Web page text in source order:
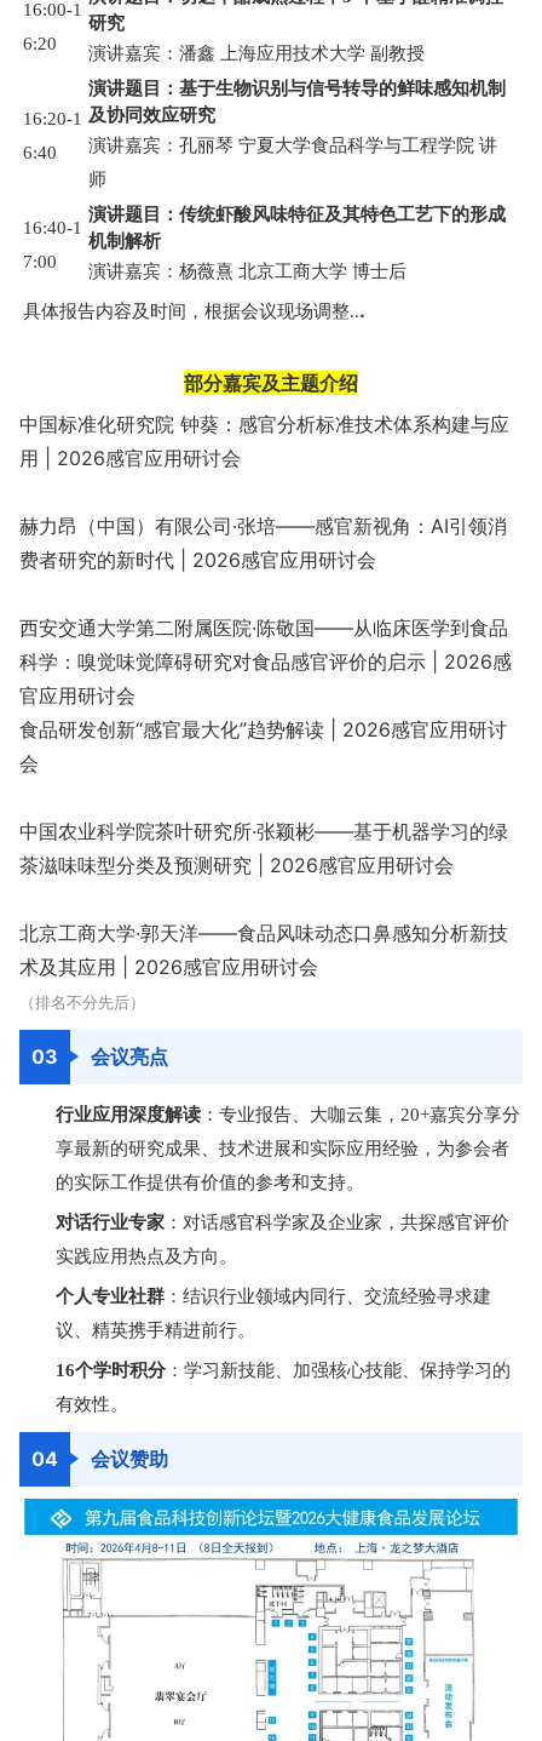
16:00-1
6:20
研究
演讲嘉宾：潘鑫 上海应用技术大学 副教授
16:20-1
6:40
演讲题目：基于生物识别与信号转导的鲜味感知机制
及协同效应研究
演讲嘉宾：孔丽琴 宁夏大学食品科学与工程学院 讲
师
16:40-1
7:00
演讲题目：传统虾酸风味特征及其特色工艺下的形成
机制解析
演讲嘉宾：杨薇熹 北京工商大学 博士后
具体报告内容及时间，根据会议现场调整...
部分嘉宾及主题介绍
中国标准化研究院 钟葵：感官分析标准技术体系构建与应
用 | 2026感官应用研讨会
赫力昂（中国）有限公司·张培——感官新视角：AI引领消
费者研究的新时代 | 2026感官应用研讨会
西安交通大学第二附属医院·陈敬国——从临床医学到食品
科学：嗅觉味觉障碍研究对食品感官评价的启示 | 2026感
官应用研讨会
食品研发创新“感官最大化”趋势解读 | 2026感官应用研讨
会
中国农业科学院茶叶研究所·张颖彬——基于机器学习的绿
茶滋味味型分类及预测研究 | 2026感官应用研讨会
北京工商大学·郭天洋——食品风味动态口鼻感知分析新技
术及其应用 | 2026感官应用研讨会
（排名不分先后）
03 会议亮点
行业应用深度解读 ：专业报告、大咖云集，20+嘉宾分享分
享最新的研究成果、技术进展和实际应用经验，为参会者
的实际工作提供有价值的参考和支持。
对话行业专家 ：对话感官科学家及企业家，共探感官评价
实践应用热点及方向。
个人专业社群 ：结识行业领域内同行、交流经验寻求建
议、精英携手精进前行。
16个学时积分：学习新技能、加强核心技能、保持学习的
有效性。
04 会议赞助